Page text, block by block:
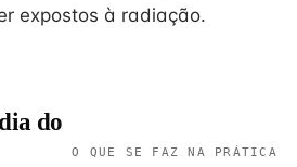
expostos à radiação.
do
O QUE SE FAZ NA PRÁTICA